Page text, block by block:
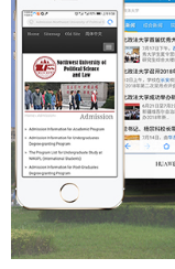
激情，提高了干部的
为新的起点，构建
力与学校事业高质
设贡献新的力量。
核：李君）